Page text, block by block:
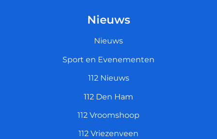
Nieuws
Nieuws
Sport en Evenementen
112 Nieuws
112 Den Ham
112 Vroomshoop
112 Vriezenveen